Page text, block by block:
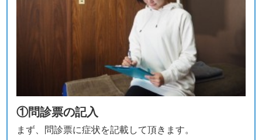
①問診票の記入
まず、問診票に症状を記載して頂きます。